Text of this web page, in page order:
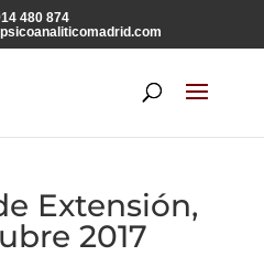
480 874
Extensión,
2017